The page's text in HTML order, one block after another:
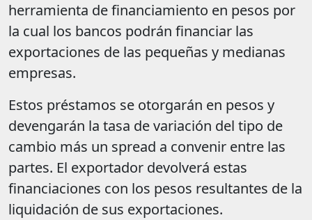
herramienta de financiamiento en pesos por
la cual los bancos podrán financiar las
exportaciones de las pequeñas y medianas
empresas.
Estos préstamos se otorgarán en pesos y
devengarán la tasa de variación del tipo de
cambio más un spread a convenir entre las
partes. El exportador devolverá estas
financiaciones con los pesos resultantes de la
liquidación de sus exportaciones.